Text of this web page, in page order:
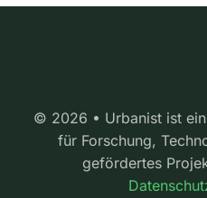
© 2026 • Urbanist ist
für Forschung,
gefördertes